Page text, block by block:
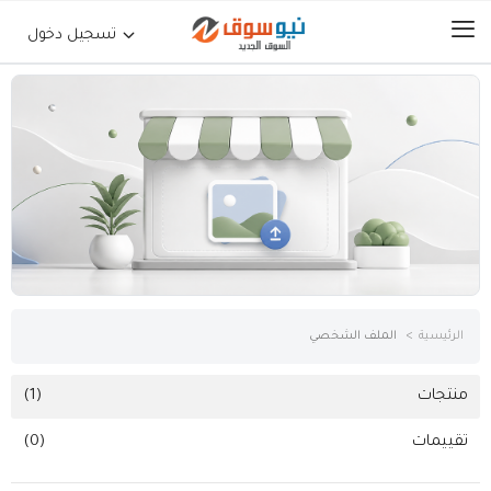
تسجيل دخول
الرئيسية
جوالات أجهزة لوحية
أثاث وديكورات
الرئيسية الملف الشخصي
منتجات (1)
تقييمات (0)